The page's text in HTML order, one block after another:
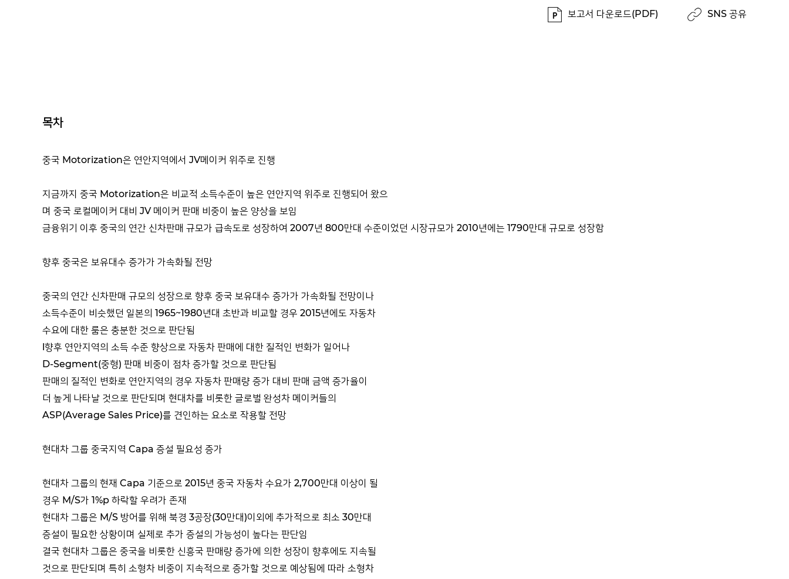
보고서 다운로드(PDF) SNS 공유
목차
중국 Motorization은 연안지역에서 JV메이커 위주로 진행
지금까지 중국 Motorization은 비교적 소득수준이 높은 연안지역 위주로 진행되어 왔으
며 중국 로컬메이커 대비 JV 메이커 판매 비중이 높은 양상을 보임
금융위기 이후 중국의 연간 신차판매 규모가 급속도로 성장하여 2007년 800만대 수준이었던 시장규모가 2010년에는 1790만대 규모로 성장함
향후 중국은 보유대수 증가가 가속화될 전망
중국의 연간 신차판매 규모의 성장으로 향후 중국 보유대수 증가가 가속화될 전망이나
소득수준이 비슷했던 일본의 1965~1980년대 초반과 비교할 경우 2015년에도 자동차
수요에 대한 룸은 충분한 것으로 판단됨
l향후 연안지역의 소득 수준 향상으로 자동차 판매에 대한 질적인 변화가 일어나
D-Segment(중형) 판매 비중이 점차 증가할 것으로 판단됨
판매의 질적인 변화로 연안지역의 경우 자동차 판매량 증가 대비 판매 금액 증가율이
더 높게 나타날 것으로 판단되며 현대차를 비롯한 글로벌 완성차 메이커들의
ASP(Average Sales Price)를 견인하는 요소로 작용할 전망
현대차 그룹 중국지역 Capa 증설 필요성 증가
현대차 그룹의 현재 Capa 기준으로 2015년 중국 자동차 수요가 2,700만대 이상이 될
경우 M/S가 1%p 하락할 우려가 존재
현대차 그룹은 M/S 방어를 위해 북경 3공장(30만대)이외에 추가적으로 최소 30만대
증설이 필요한 상황이며 실제로 추가 증설의 가능성이 높다는 판단임
결국 현대차 그룹은 중국을 비롯한 신흥국 판매량 증가에 의한 성장이 향후에도 지속될
것으로 판단되며 특히 소형차 비중이 지속적으로 증가할 것으로 예상됨에 따라 소형차